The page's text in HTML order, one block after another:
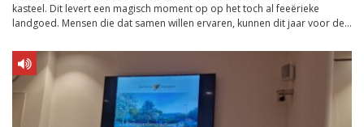
kasteel. Dit levert een magisch moment op op het toch al feeërieke
landgoed. Mensen die dat samen willen ervaren, kunnen dit jaar voor de...